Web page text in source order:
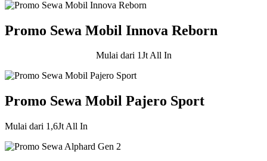
Promo Sewa Mobil Innova Reborn
Mulai dari 1Jt All In
Promo Sewa Mobil Pajero Sport
Mulai dari 1,6Jt All In